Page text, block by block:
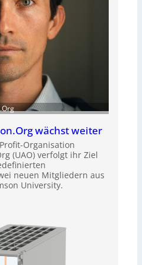
wächst weiter
Organisation
(UAO) verfolgt ihr Ziel
neuen Mitgliedern aus
University.